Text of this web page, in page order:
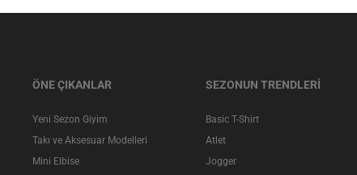
ÖNE ÇIKANLAR
Yeni Sezon Giyim
Takı ve Aksesuar Modelleri
Mini Elbise
SEZONUN TRENDLERİ
Basic T-Shirt
Atlet
Jogger